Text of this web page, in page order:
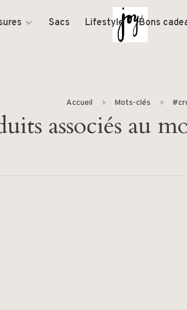
Sacs Lifestyle Bons
Accueil Mots-clés
associés au